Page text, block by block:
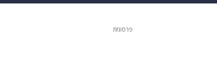
פרסומת